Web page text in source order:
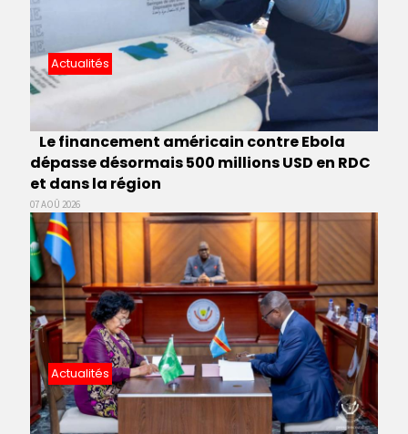
Actualités
Le financement américain contre Ebola
dépasse désormais 500 millions USD en RDC
et dans la région
07 AOÛ 2026
Actualités